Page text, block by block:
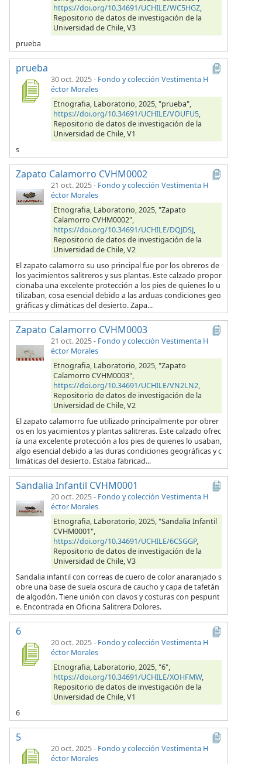
https://doi.org/10.34691/UCHILE/WC5HGZ,
Repositorio de datos de investigación de la
Universidad de Chile, V3
prueba
prueba
30 oct. 2025- Fondo y colección Vestimenta H
éctor Morales
Etnografia, Laboratorio, 2025, "prueba",
https://doi.org/10.34691/UCHILE/VOUFU5,
Repositorio de datos de investigación de la
Universidad de Chile, V1
s
Zapato Calamorro CVHM0002
21 oct. 2025- Fondo y colección Vestimenta H
éctor Morales
Etnografia, Laboratorio, 2025, "Zapato
Calamorro CVHM0002",
https://doi.org/10.34691/UCHILE/DQJDSJ,
Repositorio de datos de investigación de la
Universidad de Chile, V2
El zapato calamorro su uso principal fue por los obreros de
los yacimientos salitreros y sus plantas. Este calzado propor
cionaba una excelente protección a los pies de quienes lo u
tilizaban, cosa esencial debido a las arduas condiciones geo
gráficas y climáticas del desierto. Zapa...
Zapato Calamorro CVHM0003
21 oct. 2025- Fondo y colección Vestimenta H
éctor Morales
Etnografia, Laboratorio, 2025, "Zapato
Calamorro CVHM0003",
https://doi.org/10.34691/UCHILE/VN2LN2,
Repositorio de datos de investigación de la
Universidad de Chile, V2
El zapato calamorro fue utilizado principalmente por obrer
os en los yacimientos y plantas salitreras. Este calzado ofrec
ía una excelente protección a los pies de quienes lo usaban,
algo esencial debido a las duras condiciones geográficas y c
limáticas del desierto. Estaba fabricad...
Sandalia Infantil CVHM0001
20 oct. 2025- Fondo y colección Vestimenta H
éctor Morales
Etnografia, Laboratorio, 2025, "Sandalia Infantil
CVHM0001",
https://doi.org/10.34691/UCHILE/6CSGGP,
Repositorio de datos de investigación de la
Universidad de Chile, V3
Sandalia infantil con correas de cuero de color anaranjado s
obre una base de suela oscura de caucho y capa de tafetán
de algodón. Tiene unión con clavos y costuras con pespunt
e. Encontrada en Oficina Salitrera Dolores.
6
20 oct. 2025- Fondo y colección Vestimenta H
éctor Morales
Etnografia, Laboratorio, 2025, "6",
https://doi.org/10.34691/UCHILE/XOHFMW,
Repositorio de datos de investigación de la
Universidad de Chile, V1
6
5
20 oct. 2025- Fondo y colección Vestimenta H
éctor Morales